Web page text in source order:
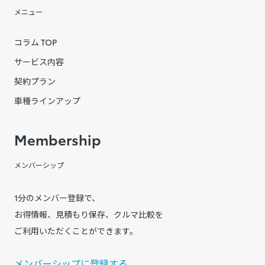
メニュー
コラム TOP
サービス内容
契約プラン
車種ラインアップ
Membership
メンバーシップ
1分のメンバー登録で、
お得情報、見積もり保存、クルマ比較を
ご利用いただくことができます。